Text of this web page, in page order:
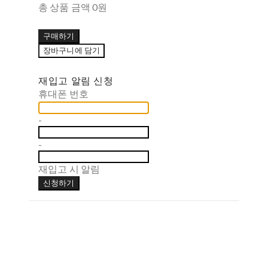
총 상품 금액 0원
구매하기
장바구니에 담기
재입고 알림 신청
휴대폰 번호
-
-
재입고 시 알림
신청하기